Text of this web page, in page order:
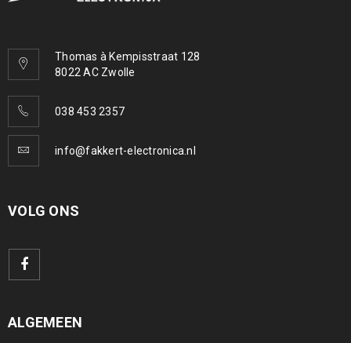
Thomas à Kempisstraat 128
8022 AC Zwolle
038 453 2357
info@fakkert-electronica.nl
VOLG ONS
ALGEMEEN